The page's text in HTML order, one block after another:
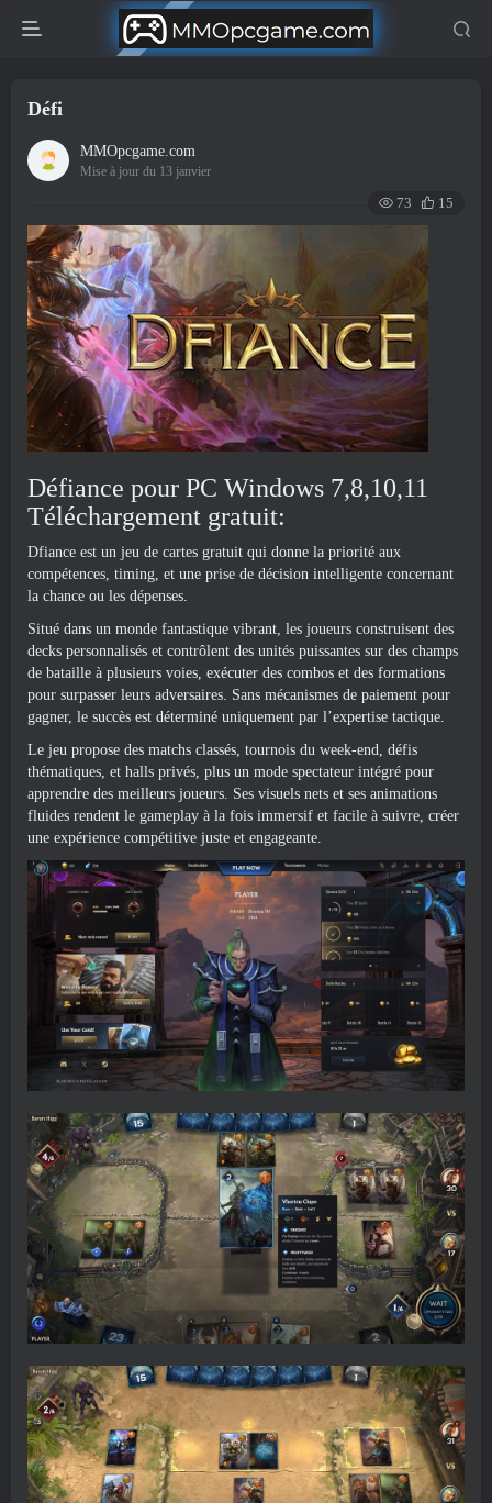
Défi
MMOpcgame.com
Mise à jour du 13 janvier
73 15
Défiance pour PC Windows 7,8,10,11
Téléchargement gratuit:
Dfiance est un jeu de cartes gratuit qui donne la priorité aux
compétences, timing, et une prise de décision intelligente concernant
la chance ou les dépenses.
Situé dans un monde fantastique vibrant, les joueurs construisent des
decks personnalisés et contrôlent des unités puissantes sur des champs
de bataille à plusieurs voies, exécuter des combos et des formations
pour surpasser leurs adversaires. Sans mécanismes de paiement pour
gagner, le succès est déterminé uniquement par l’expertise tactique.
Le jeu propose des matchs classés, tournois du week-end, défis
thématiques, et halls privés, plus un mode spectateur intégré pour
apprendre des meilleurs joueurs. Ses visuels nets et ses animations
fluides rendent le gameplay à la fois immersif et facile à suivre, créer
une expérience compétitive juste et engageante.